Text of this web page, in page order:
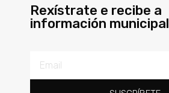
Rexístrate e recibe a
información municipal